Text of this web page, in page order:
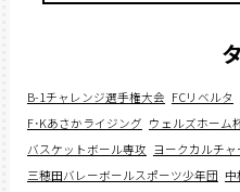
B-1チャレンジ選手権大会 FCリベルタ
F･Kあさかライジング ウェルズホーム
バスケットボール専攻 ヨークカルチ
三穂田バレーボールスポーツ少年団 中